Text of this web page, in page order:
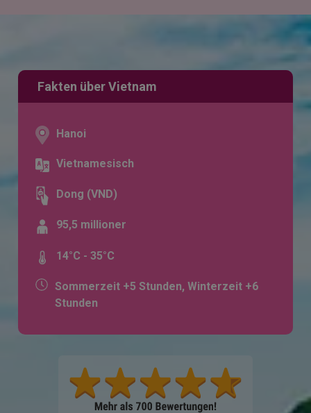
Fakten über Vietnam
Hanoi
Vietnamesisch
Dong (VND)
95,5 millioner
14°C - 35°C
Sommerzeit +5 Stunden, Winterzeit +6
Stunden